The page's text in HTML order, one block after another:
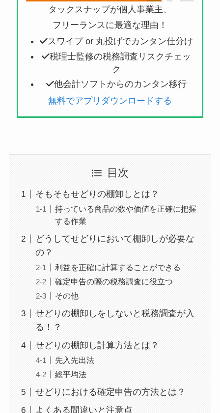
タックスナップが個人事業主、
フリーランスに最適な理由！
スワイプ or 丸投げでカンタン仕分け
税理士監修の税務調査リスクチェッ
ク
他会計ソフトからのカンタン移行
無料でアプリダウンロードする
目次
そもそもせどりの棚卸しとは？
持っている商品の数や価値を正確に把握
する作業
どうしてせどりにおいて棚卸しが必要な
の？
利益を正確に計算することができる
確定申告の際の税務調査に役立つ
その他
せどりの棚卸しをしないと税務調査が入
る！？
せどりの棚卸し計算方法とは？
先入先出法
総平均法
せどりにおける確定申告の方法とは？
よくある間違いと注意点